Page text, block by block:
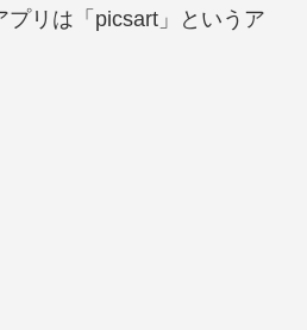
プリは「picsart」というア